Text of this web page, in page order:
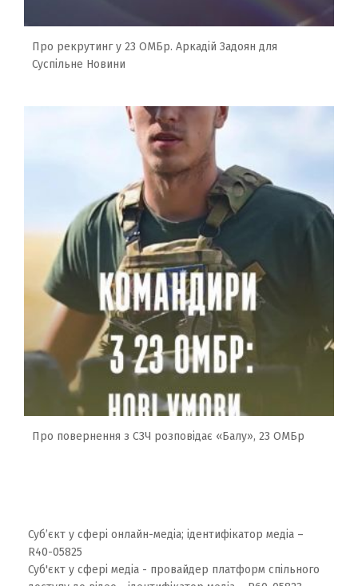
Про рекрутинг у 23 ОМБр. Аркадій Задоян для
Суспільне Новини
Про повернення з СЗЧ розповідає «Балу», 23 ОМБр
Суб’єкт у сфері онлайн-медіа; ідентифікатор медіа –
R40-05825
Суб'єкт у сфері медіа - провайдер платформ спільного